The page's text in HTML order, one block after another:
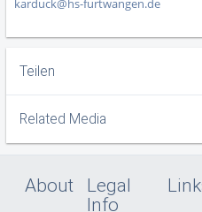
karduck@hs-furtwangen.de
Teilen
Related Media
About
Legal
Info